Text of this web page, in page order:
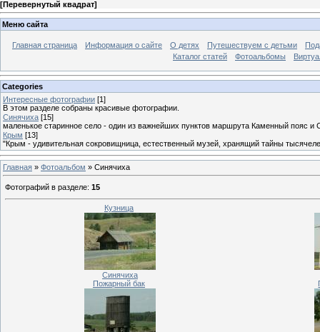
[Перевернутый квадрат]
Меню сайта
Главная страница Информация о сайте О детях Путешествуем с детьми
Каталог статей
Фотоальбомы
Categories
Интересные фотографии [1]
В этом разделе собраны красивые фотографии.
Синячиха [15]
маленькое старинное село - один из важнейших пунктов маршрута Каменный пояс
Крым [13]
"Крым - удивительная сокровищница, естественный музей, хранящий тайны
Главная » Фотоальбом » Синячиха
Фотографий в разделе: 15
Кузница
Синячиха
Пожарный бак